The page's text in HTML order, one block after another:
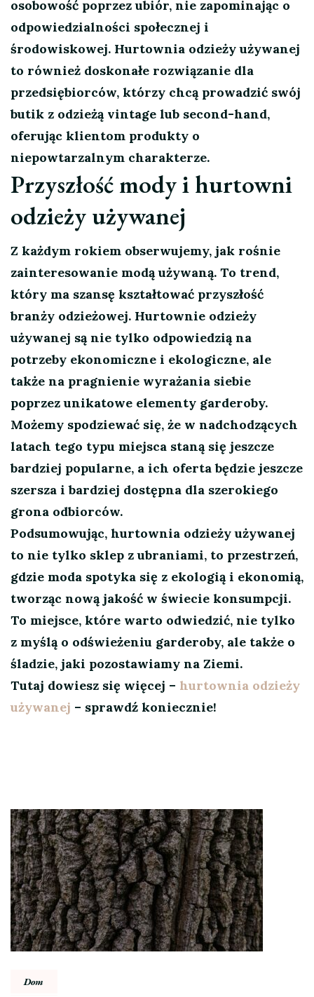
osobowość poprzez ubiór, nie zapominając o
odpowiedzialności społecznej i
środowiskowej. Hurtownia odzieży używanej
to również doskonałe rozwiązanie dla
przedsiębiorców, którzy chcą prowadzić swój
butik z odzieżą vintage lub second-hand,
oferując klientom produkty o
niepowtarzalnym charakterze.
Przyszłość mody i hurtowni
odzieży używanej
Z każdym rokiem obserwujemy, jak rośnie
zainteresowanie modą używaną. To trend,
który ma szansę kształtować przyszłość
branży odzieżowej. Hurtownie odzieży
używanej są nie tylko odpowiedzią na
potrzeby ekonomiczne i ekologiczne, ale
także na pragnienie wyrażania siebie
poprzez unikatowe elementy garderoby.
Możemy spodziewać się, że w nadchodzących
latach tego typu miejsca staną się jeszcze
bardziej popularne, a ich oferta będzie jeszcze
szersza i bardziej dostępna dla szerokiego
grona odbiorców.
Podsumowując, hurtownia odzieży używanej
to nie tylko sklep z ubraniami, to przestrzeń,
gdzie moda spotyka się z ekologią i ekonomią,
tworząc nową jakość w świecie konsumpcji.
To miejsce, które warto odwiedzić, nie tylko
z myślą o odświeżeniu garderoby, ale także o
śladzie, jaki pozostawiamy na Ziemi.
Tutaj dowiesz się więcej – hurtownia odzieży
używanej – sprawdź koniecznie!
Nawigacja
wpisu
Dom